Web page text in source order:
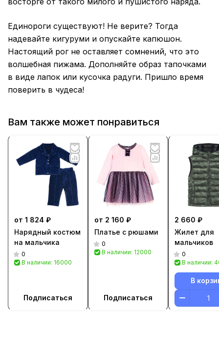
Единороги существуют! Не верите? Тогда
надевайте кигуруми и опускайте капюшон.
Настоящий рог не оставляет сомнений, что это
волшебная пижама. Дополняйте образ тапочками
в виде лапок или кусочка радуги. Пришло время
поверить в чудеса!
Вам также может понравиться
от 1 824 ₽
Нарядный костюм
на мальчика
0
В наличии: 16000
Подписаться
от 2 160 ₽
Платье с рюшами
0
В наличии: 12000
Подписаться
2 660 ₽
Жилет для
мальчиков
0
В наличии:
В